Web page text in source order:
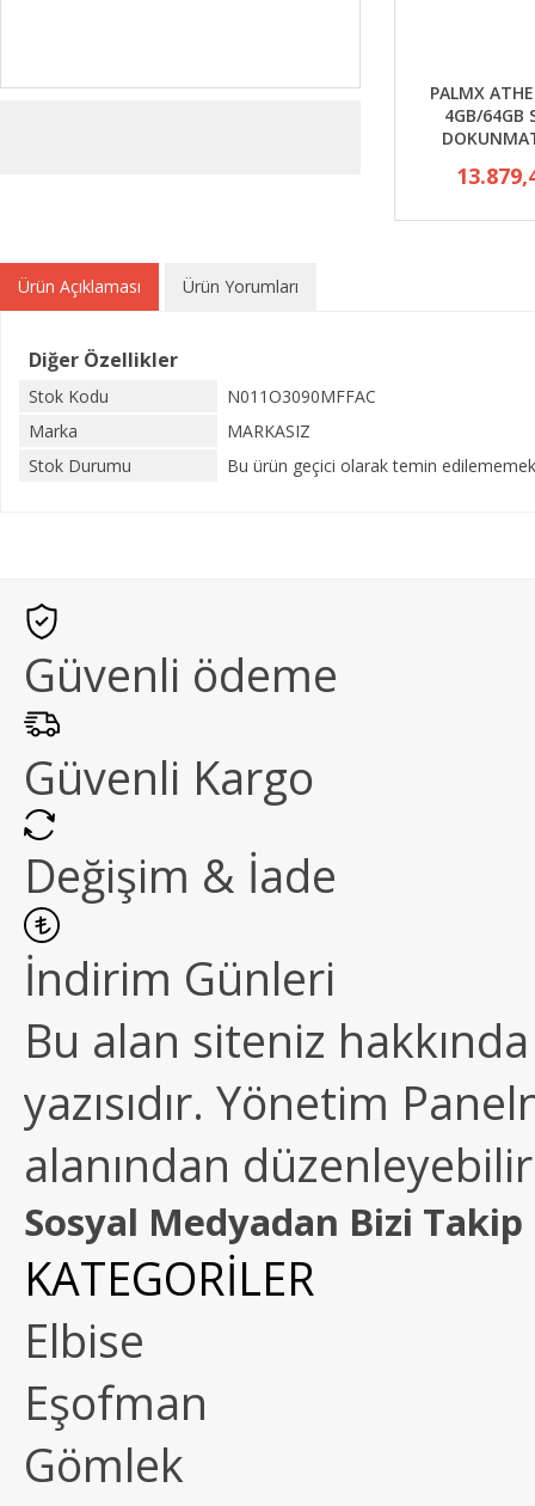
PALMX
4GB/64GB
Ürün Açıklaması Ürün Yorumları
Diğer Özellikler
Stok Kodu
N011O3090MFFAC
Marka
MARKASIZ
Stok Durumu
Bu ürün geçici olarak temin
Güvenli ödeme
Güvenli Kargo
Değişim & İade
İndirim Günleri
Bu alan siteniz
yazısıdır. Yönetim
alanından
Sosyal Medyadan Bizi Takip
KATEGORİLER
Elbise
Eşofman
Gömlek